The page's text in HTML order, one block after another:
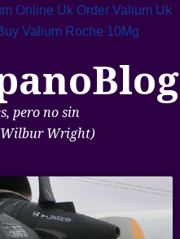
Online Uk Order Valium Uk
Valium Roche 10Mg
pero no sin
Wright)